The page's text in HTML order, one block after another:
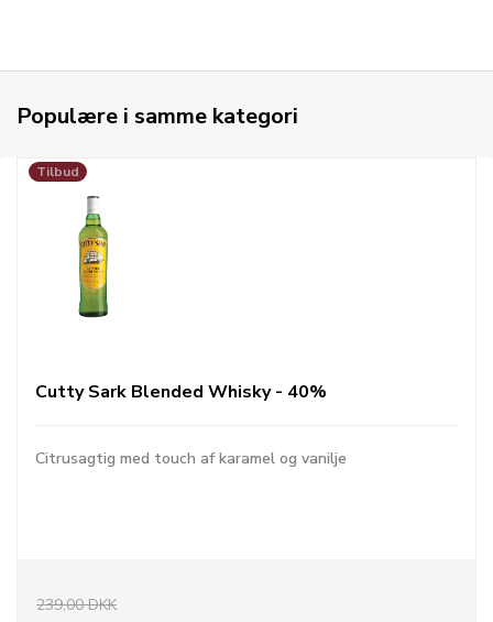
Populære i samme kategori
Tilbud
Cutty Sark Blended Whisky - 40%
Citrusagtig med touch af karamel og vanilje
239,00 DKK